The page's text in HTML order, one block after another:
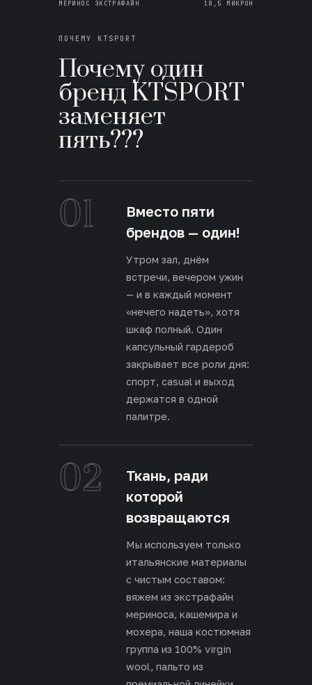
МЕРИНОС ЭКСТРАФАЙН 18,5 МИКРОН
ПОЧЕМУ KTSPORT
Почему один
бренд KTSPORT
заменяет
пять???
01
Вместо пяти
брендов — один!
Утром зал, днём
встречи, вечером ужин
— и в каждый момент
«нечего надеть», хотя
шкаф полный. Один
капсульный гардероб
закрывает все роли дня:
спорт, casual и выход
держатся в одной
палитре.
02
Ткань, ради
которой
возвращаются
Мы используем только
итальянские материалы
с чистым составом:
вяжем из экстрафайн
мериноса, кашемира и
мохера, наша костюмная
группа из 100% virgin
wool, пальто из